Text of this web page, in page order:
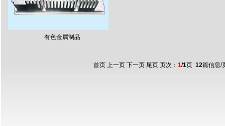
有色金属制品
首页 上一页 下一页 尾页 页次： 1/1页 12篇信息/